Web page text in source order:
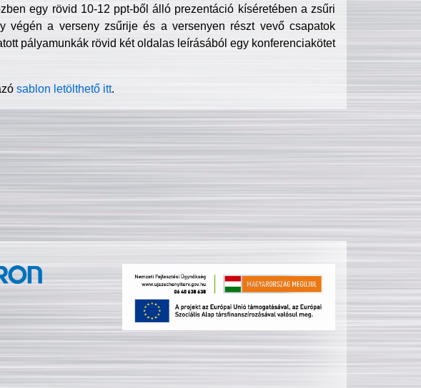
egy rövid 10-12 ppt-ből álló prezentáció kíséretében a zsűri
végén a verseny zsűrije és a versenyen részt vevő csapatok
pályamunkák rövid két oldalas leírásából egy konferenciakötet
sablon letölthető itt.